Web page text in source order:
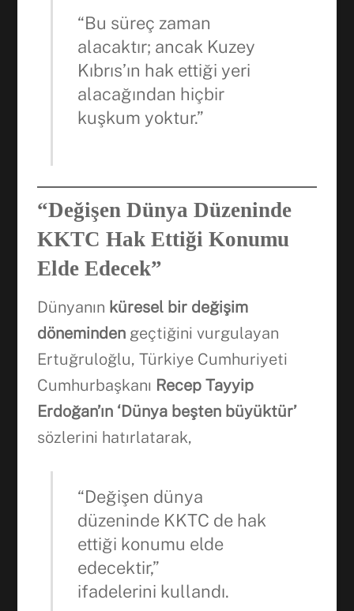
“Bu süreç zaman
alacaktır; ancak Kuzey
Kıbrıs’ın hak ettiği yeri
alacağından hiçbir
kuşkum yoktur.”
“Değişen Dünya Düzeninde
KKTC Hak Ettiği Konumu
Elde Edecek”
Dünyanın küresel bir değişim
dönemindengeçtiğini vurgulayan
Ertuğruloğlu, Türkiye Cumhuriyeti
Cumhurbaşkanı Recep Tayyip
Erdoğan’ın ‘Dünya beşten büyüktür’
sözlerini hatırlatarak,
“Değişen dünya
düzeninde KKTC de hak
ettiği konumu elde
edecektir,”
ifadelerini kullandı.